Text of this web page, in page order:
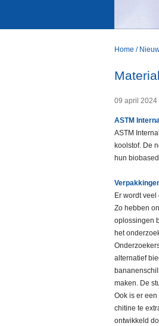
Home /
09 april 2024
ASTM
ASTM
koolstof. De
hun
Er wordt
Zo hebben
oplossingen
het
alternatief
maken. De
Ook is er
chitine te
ontwikkeld